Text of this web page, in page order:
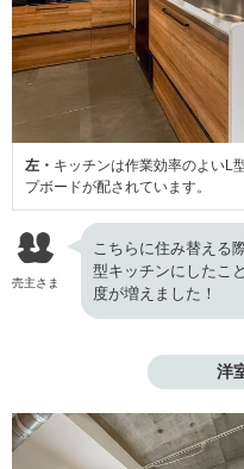
左・ キッチンは作業効率のよいL
プボードが配されています。
売主さま
こちらに住み替える
型キッチンにしたこ
度が増えました！
洋